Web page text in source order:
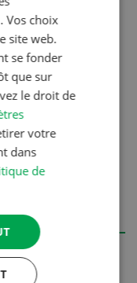
?
vidée au
sur les
santé (MTool).
la croissance
Vos choix
site web.
se fonder
que sur
le droit de
votre
dans
de